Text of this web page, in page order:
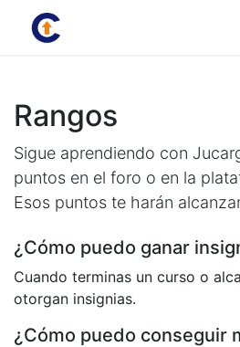
Rangos
Sigue aprendiendo con
puntos en el foro o en la
Esos puntos te harán
¿Cómo puedo ganar
Cuando terminas un curso o
otorgan insignias.
¿Cómo puedo conseguir